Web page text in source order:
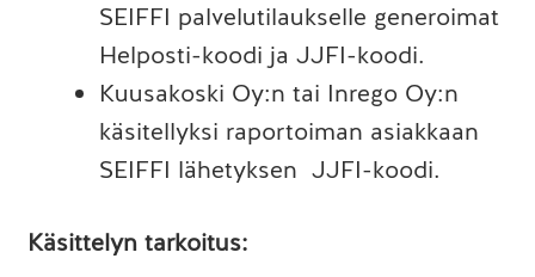
SEIFFI palvelutilaukselle generoimat
Helposti-koodi ja JJFI-koodi.
Kuusakoski Oy:n tai Inrego Oy:n
käsitellyksi raportoiman asiakkaan
SEIFFI lähetyksen JJFI-koodi.
Käsittelyn tarkoitus: